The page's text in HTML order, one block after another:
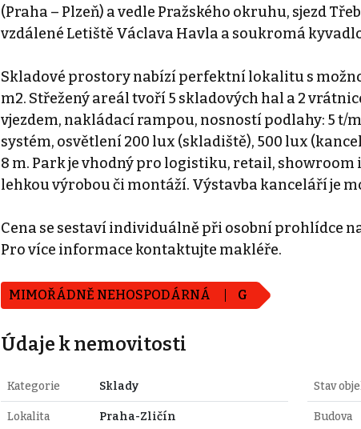
(Praha – Plzeň) a vedle Pražského okruhu, sjezd
vzdálené Letiště Václava Havla a soukromá
Skladové prostory nabízí perfektní lokalitu s
m2. Střežený areál tvoří 5 skladových hal a 2
vjezdem, nakládací rampou, nosností podlahy: 5 t/
systém, osvětlení 200 lux (skladiště), 500 lux
8 m. Park je vhodný pro logistiku, retail, showroom
lehkou výrobou či montáží. Výstavba kanceláří je
Cena se sestaví individuálně při osobní prohlídce
Pro více informace kontaktujte makléře.
MIMOŘÁDNĚ NEHOSPODÁRNÁ G
Údaje k nemovitosti
Kategorie Sklady
Lokalita Praha-Zličín
Stav
Budova